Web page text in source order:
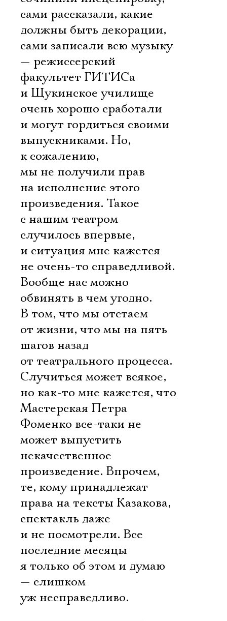
сами рассказали, какие
должны быть декорации,
сами записали всю музыку
— режиссерский
факультет ГИТИСа
и Щукинское училище
очень хорошо сработали
и могут гордиться своими
выпускниками. Но,
к сожалению,
мы не получили прав
на исполнение этого
произведения. Такое
с нашим театром
случилось впервые,
и ситуация мне кажется
не очень-то справедливой.
Вообще нас можно
обвинять в чем угодно.
В том, что мы отстаем
от жизни, что мы на пять
шагов назад
от театрального процесса.
Случиться может всякое,
но как-то мне кажется, что
Мастерская Петра
Фоменко все-таки не
может выпустить
некачественное
произведение. Впрочем,
те, кому принадлежат
права на тексты Казакова,
спектакль даже
и не посмотрели. Все
последние месяцы
я только об этом и думаю
— слишком
уж несправедливо.